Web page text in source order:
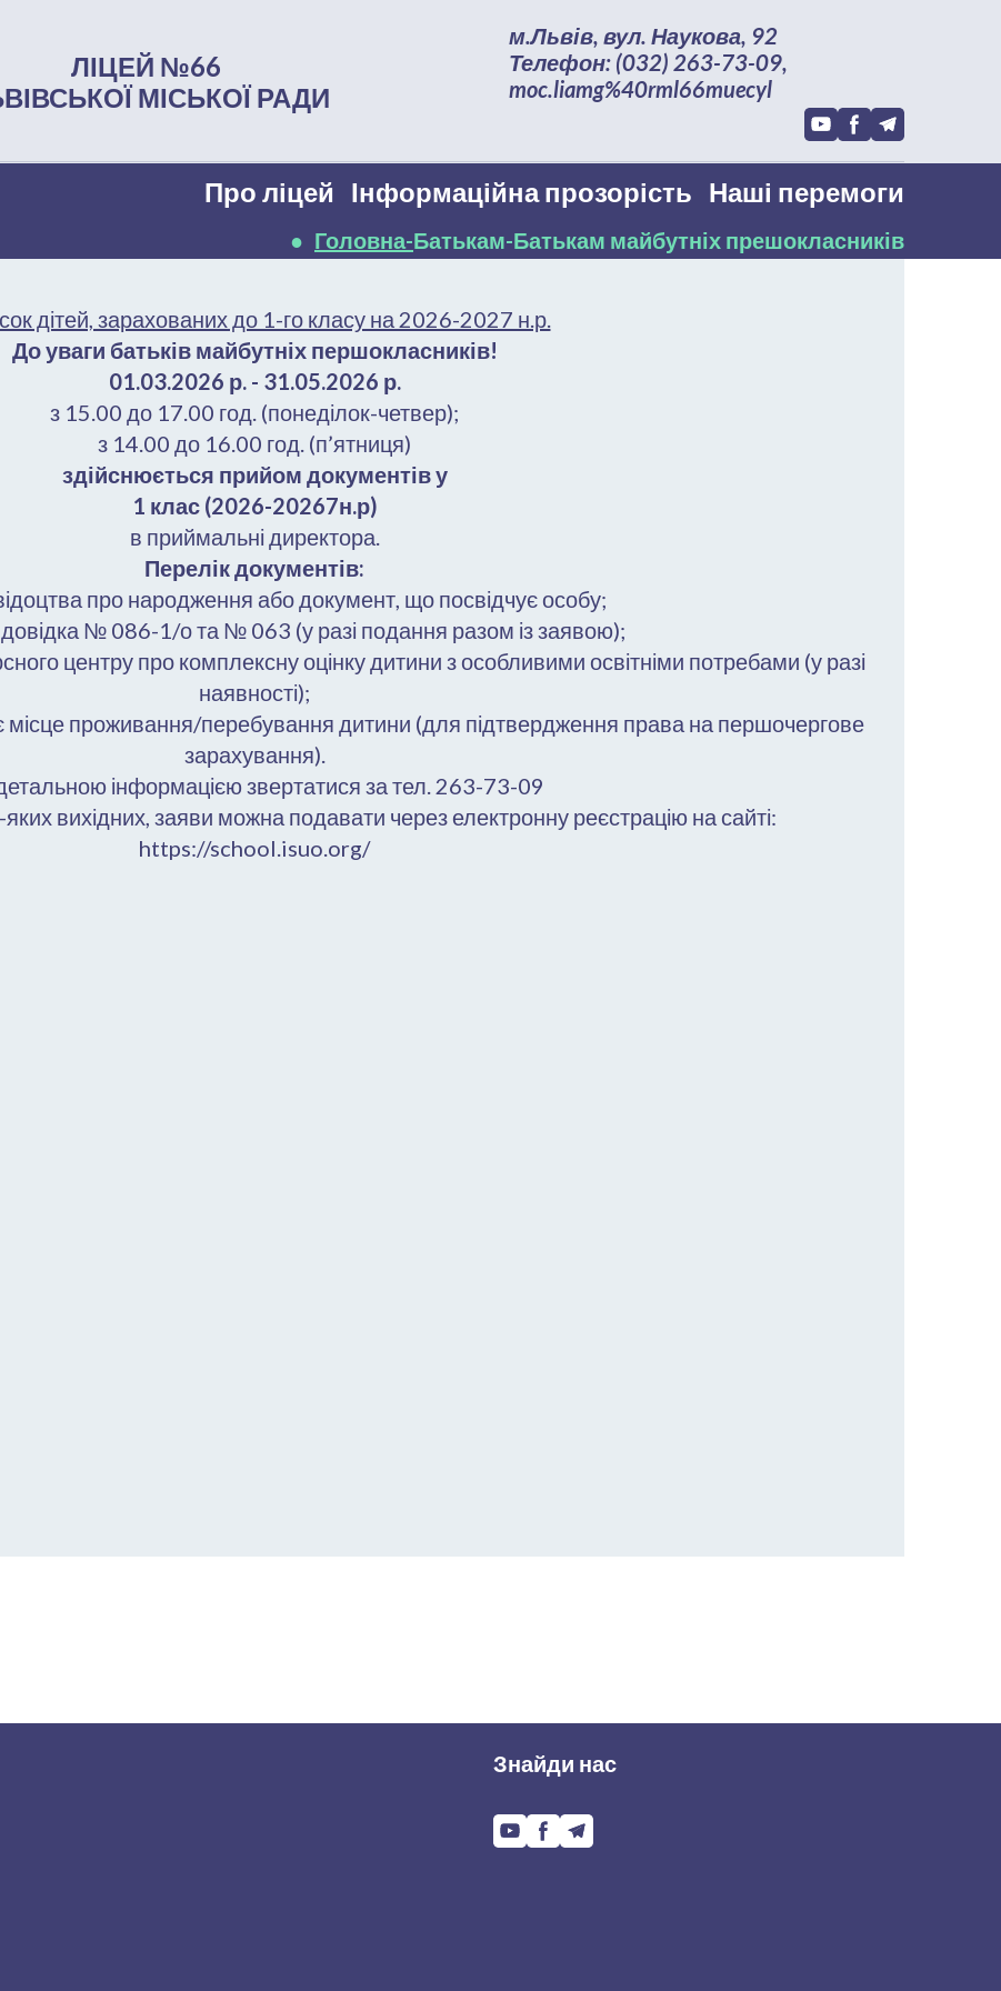
ЛІЦЕЙ №66
МІСЬКОЇ РАДИ
м.Львів, вул. Наукова, 92
Телефон: (032) 263-73-09,
moc.liamg%40rml66muecyl
Про ліцей Інформаційна прозорість Наші перемоги
● Головна-Батькам-Батькам майбутніх прешокласників
дітей, зарахованих до 1-го класу на 2026-2027 н.р.
До уваги батьків майбутніх першокласників!
01.03.2026 р. - 31.05.2026 р.
з 15.00 до 17.00 год. (понеділок-четвер);
з 14.00 до 16.00 год. (п’ятниця)
здійснюється прийом документів у
1 клас (2026-20267н.р)
в приймальні директора.
Перелік документів:
про народження або документ, що посвідчує особу;
№ 086-1/о та № 063 (у разі подання разом із заявою);
центру про комплексну оцінку дитини з особливими освітніми потребами (у разі
наявності);
місце проживання/перебування дитини (для підтвердження права на першочергове
зарахування).
інформацією звертатися за тел. 263-73-09
яких вихідних, заяви можна подавати через електронну реєстрацію на сайті:
https://school.isuo.org/
Знайди нас